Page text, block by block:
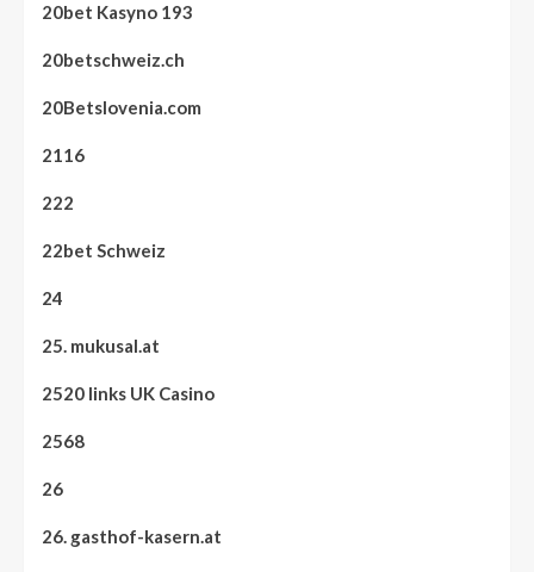
20bet Kasyno 193
20betschweiz.ch
20Betslovenia.com
2116
222
22bet Schweiz
24
25. mukusal.at
2520 links UK Casino
2568
26
26. gasthof-kasern.at